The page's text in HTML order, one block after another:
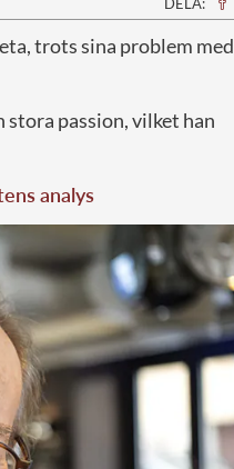
trots sina problem med
passion, vilket han
analys